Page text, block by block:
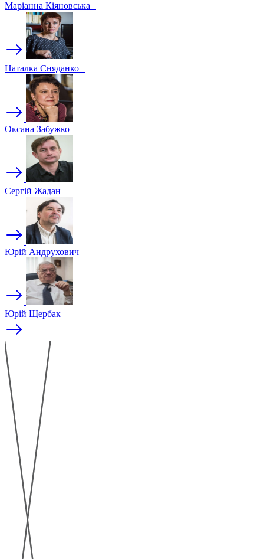
Маріанна Кіяновська
Наталка Сняданко
Оксана Забужко
Сергій Жадан
Юрій Андрухович
Юрій Щербак